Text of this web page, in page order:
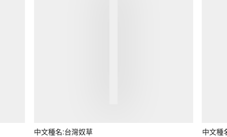
中文種名:台灣奴草 中文種